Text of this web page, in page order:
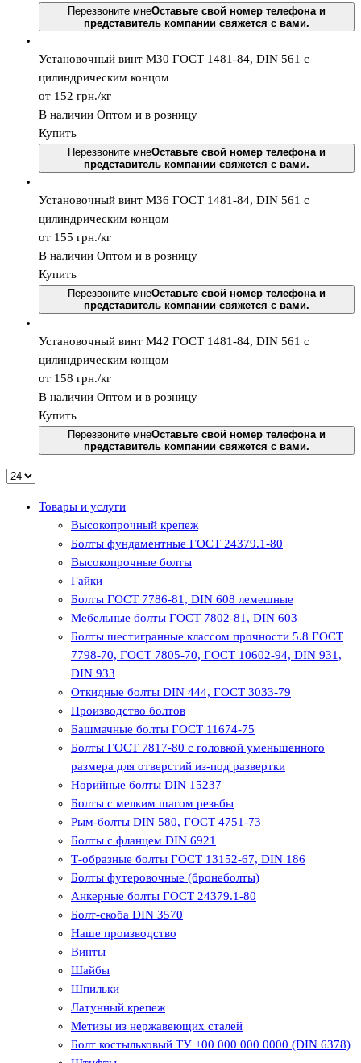
Перезвоните мнеОставьте свой номер телефона и
представитель компании свяжется с вами.
Установочный винт М30 ГОСТ 1481-84, DIN 561 с
цилиндрическим концом
от 152 грн./кг
В наличии Оптом и в розницу
Купить
Перезвоните мнеОставьте свой номер телефона и
представитель компании свяжется с вами.
Установочный винт М36 ГОСТ 1481-84, DIN 561 с
цилиндрическим концом
от 155 грн./кг
В наличии Оптом и в розницу
Купить
Перезвоните мнеОставьте свой номер телефона и
представитель компании свяжется с вами.
Установочный винт М42 ГОСТ 1481-84, DIN 561 с
цилиндрическим концом
от 158 грн./кг
В наличии Оптом и в розницу
Купить
Перезвоните мнеОставьте свой номер телефона и
представитель компании свяжется с вами.
Товары и услуги
Высокопрочный крепеж
Болты фундаментные ГОСТ 24379.1-80
Высокопрочные болты
Гайки
Болты ГОСТ 7786-81, DIN 608 лемешные
Мебельные болты ГОСТ 7802-81, DIN 603
Болты шестигранные классом прочности 5.8 ГОСТ
7798-70, ГОСТ 7805-70, ГОСТ 10602-94, DIN 931,
DIN 933
Откидные болты DIN 444, ГОСТ 3033-79
Производство болтов
Башмачные болты ГОСТ 11674-75
Болты ГОСТ 7817-80 с головкой уменьшенного
размера для отверстий из-под развертки
Норийные болты DIN 15237
Болты с мелким шагом резьбы
Рым-болты DIN 580, ГОСТ 4751-73
Болты с фланцем DIN 6921
Т-образные болты ГОСТ 13152-67, DIN 186
Болты футеровочные (бронеболты)
Анкерные болты ГОСТ 24379.1-80
Болт-скоба DIN 3570
Наше производство
Винты
Шайбы
Шпильки
Латунный крепеж
Метизы из нержавеющих сталей
Болт костыльковый ТУ +00 000 000 0000 (DIN 6378)